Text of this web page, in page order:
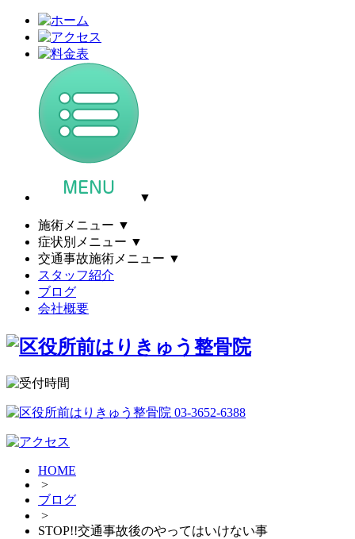
▼
施術メニュー ▼
症状別メニュー ▼
交通事故施術メニュー ▼
スタッフ紹介
ブログ
会社概要
HOME
>
ブログ
>
STOP!!交通事故後のやってはいけない事